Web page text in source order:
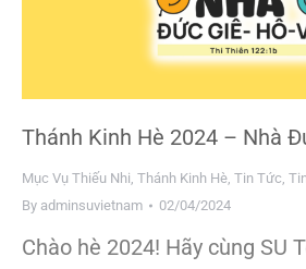
Thánh Kinh Hè 2024 – Nhà
Mục Vụ Thiếu Nhi, Thánh Kinh Hè, Tin Tức,
By adminsuvietnam 02/04/2024
Chào hè 2024! Hãy cùng SU